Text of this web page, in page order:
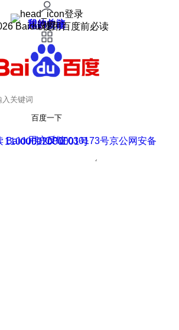
登录
我的关注
我的收藏
皮肤中心
用户反馈
设置
Baidu 使用百度前必读
百度一下
用户反馈
Baidu 京ICP证030173号
京公网安备11000002000001号